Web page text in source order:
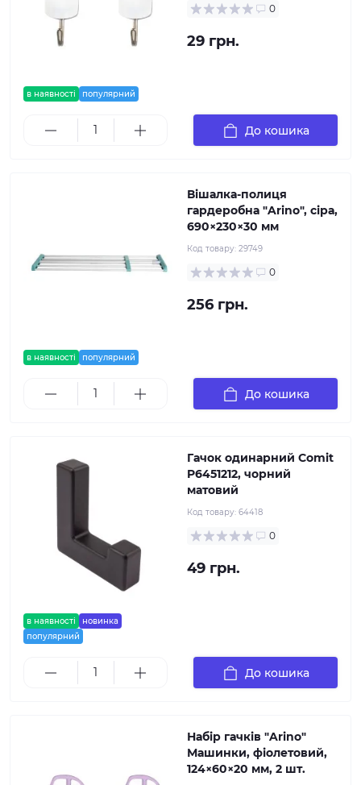
в наявності популярний
0
29 грн.
До кошика
в наявності популярний
Вішалка-полиця
гардеробна "Arino", сіра,
690×230×30 мм
Код товару: 29749
0
256 грн.
До кошика
в наявності
новинка
популярний
Гачок одинарний Comit
P6451212, чорний
матовий
Код товару: 64418
0
49 грн.
До кошика
Набір гачків "Arino"
Машинки, фіолетовий,
124×60×20 мм, 2 шт.